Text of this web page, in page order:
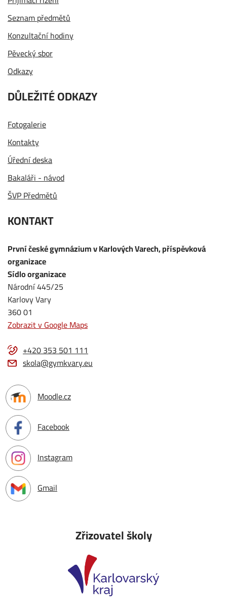
Seznam předmětů
Konzultační hodiny
Pěvecký sbor
Odkazy
DŮLEŽITÉ ODKAZY
Fotogalerie
Kontakty
Úřední deska
Bakaláři - návod
ŠVP Předmětů
KONTAKT
První české gymnázium v Karlových Varech, příspěvková
organizace
Sídlo organizace
Národní 445/25
Karlovy Vary
360 01
Zobrazit v Google Maps
+420 353 501 111
skola@gymkvary.eu
Moodle.cz
Facebook
Instagram
Gmail
Zřizovatel školy